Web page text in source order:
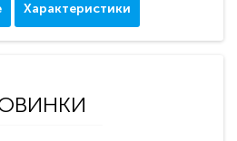
Характеристики